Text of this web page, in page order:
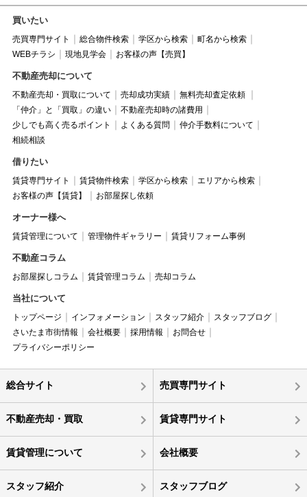
買いたい
売買専門サイト 総合物件検索 学区から検索
町名から検索
WEBチラシ
現地見学会 お客様の声【売買】
不動産売却について
不動産売却・買取について 売却成功実績
無料売却査定依頼
「仲介」と「買取」の違い
不動産売却時の諸費用
少しでも高く売るポイント
よくある質問
仲介手数料について
相続相談
借りたい
賃貸専門サイト 賃貸物件検索 学区から検索
エリアから検索
お客様の声【賃貸】
お部屋探し依頼
オーナー様へ
賃貸管理について 管理物件ギャラリー 賃貸リフォーム事例
不動産コラム
お部屋探しコラム 賃貸管理コラム 売却コラム
当社について
トップページ インフォメーション スタッフ紹介
スタッフブログ
さいたま市街情報
会社概要 採用情報
お問合せ
プライバシーポリシー
総合サイト 売買専門サイト
不動産売却・買取 賃貸専門サイト
賃貸管理について 会社概要
スタッフ紹介 スタッフブログ